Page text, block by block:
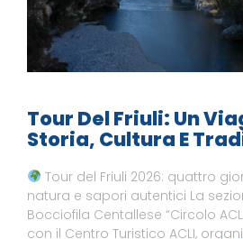
Tour Del Friuli: Un
Storia, Cultura E
Tour del Friuli 2026: quattro
natura e sapori autentici La
Bocciofila Centallese “Circolo
con il Centro Turistico ACLI,